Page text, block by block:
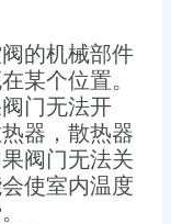
阀的机械部件
某个位置。
门无法开
器，散热器
阀门无法关
使室内温度